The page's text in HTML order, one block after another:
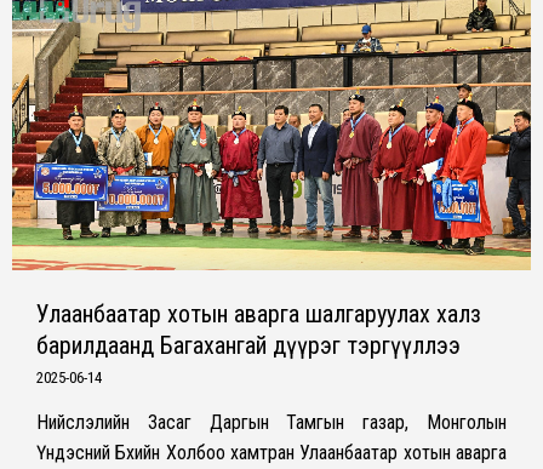
Улаанбаатар хотын аварга шалгаруулах халз
барилдаанд Багахангай дүүрэг тэргүүллээ
2025-06-14
Нийслэлийн Засаг Даргын Тамгын газар, Монголын
Үндэсний Бөхийн Холбоо хамтран Улаанбаатар хотын аварга